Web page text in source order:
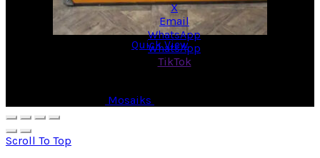
Quick View
X
Email
WhatsApp
WhatsApp
TikTok
Mosaiks
Scroll To Top